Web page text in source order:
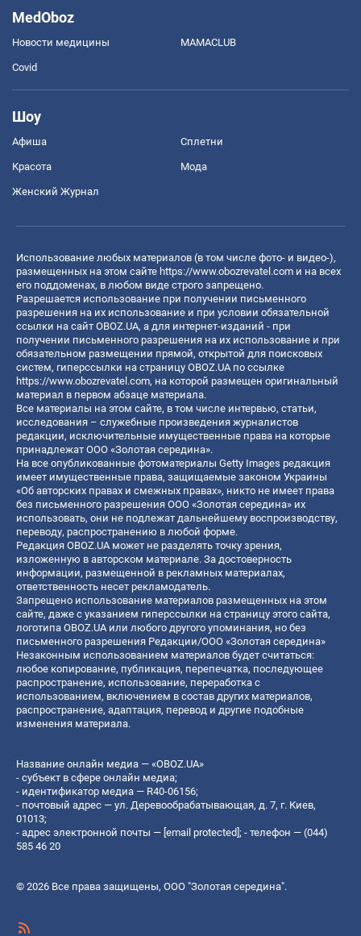
MedOboz
Новости медицины MAMACLUB
Covid
Шоу
Афиша Сплетни
Красота Мода
Женский Журнал
Использование любых материалов (в том числе фото- и видео-),
размещенных на этом сайте https://www.obozrevatel.com и на всех
его поддоменах, в любом виде строго запрещено.
Разрешается использование при получении письменного
разрешения на их использование и при условии обязательной
ссылки на сайт OBOZ.UA, а для интернет-изданий - при
получении письменного разрешения на их использование и при
обязательном размещении прямой, открытой для поисковых
систем, гиперссылки на страницу OBOZ.UA по ссылке
https://www.obozrevatel.com, на которой размещен оригинальный
материал в первом абзаце материала.
Все материалы на этом сайте, в том числе интервью, статьи,
исследования – служебные произведения журналистов
редакции, исключительные имущественные права на которые
принадлежат ООО «Золотая середина».
На все опубликованные фотоматериалы Getty Images редакция
имеет имущественные права, защищаемые законом Украины
«Об авторских правах и смежных правах», никто не имеет права
без письменного разрешения ООО «Золотая середина» их
использовать, они не подлежат дальнейшему воспроизводству,
переводу, распространению в любой форме.
Редакция OBOZ.UA может не разделять точку зрения,
изложенную в авторском материале. За достоверность
информации, размещенной в рекламных материалах,
ответственность несет рекламодатель.
Запрещено использование материалов размещенных на этом
сайте, даже с указанием гиперссылки на страницу этого сайта,
логотипа OBOZ.UA или любого другого упоминания, но без
письменного разрешения Редакции/ООО «Золотая середина»
Незаконным использованием материалов будет считаться:
любое копирование, публикация, перепечатка, последующее
распространение, использование, переработка с
использованием, включением в состав других материалов,
распространение, адаптация, перевод и другие подобные
изменения материала.
Название онлайн медиа — «OBOZ.UA»
- субъект в сфере онлайн медиа;
- идентификатор медиа — R40-06156;
- почтовый адрес — ул. Деревообрабатывающая, д. 7, г. Киев,
01013;
- адрес электронной почты — [email protected]; - телефон — (044)
585 46 20
© 2026 Все права защищены, ООО "Золотая середина".